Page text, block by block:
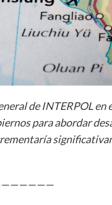
de INTERPOL
para abordar